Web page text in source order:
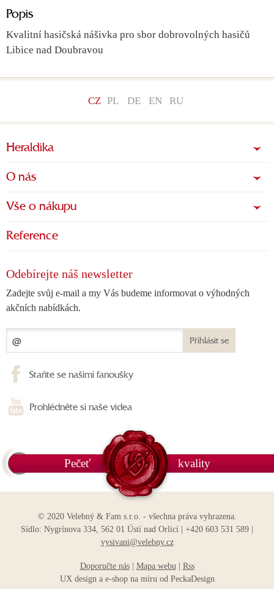
Popis
Kvalitní hasičská nášivka pro sbor dobrovolných hasičů
Libice nad Doubravou
CZ PL DE EN RU
Heraldika
O nás
Vše o nákupu
Reference
Odebírejte náš newsletter
Zadejte svůj e-mail a my Vás budeme informovat o výhodných
akčních nabídkách.
Přihlásit se
Staňte se našimi fanoušky
Prohlédněte si naše videa
Pečeť kvality
© 2020 Velebný & Fam s.r.o. - všechna práva vyhrazena.
Sídlo: Nygrínova 334, 562 01 Ústí nad Orlicí | +420 603 531 589 |
vysivani@velebny.cz
Doporučte nás| Mapa webu
Rss
UX design a e-shop na míru od PeckaDesign